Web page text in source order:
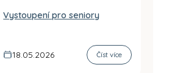
Vystoupení pro seniory
18.05.2026 Číst více